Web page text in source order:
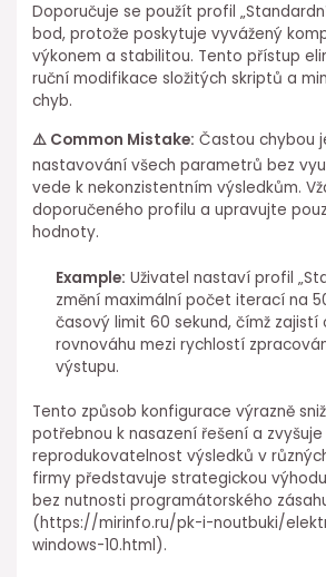
Doporučuje se použít profil
bod, protože poskytuje vyvážený
výkonem a stabilitou. Tento přístup
⁤ruční modifikace složitých skriptů a
chyb.
⚠️⁢ Common Mistake: Častou chybou
nastavování všech parametrů bez
vede k nekonzistentním výsledkům.
doporučeného profilu a upravujte
hodnoty.
Example: Uživatel nastaví profil
změní maximální počet iterací na
časový limit⁢ 60 sekund, čímž zajistí
rovnováhu mezi rychlostí
výstupu.
Tento způsob konfigurace výrazně
potřebnou k nasazení⁣ řešení a zvyšuje
reprodukovatelnost výsledků v
firmy představuje strategickou⁤
bez nutnosti programátorského
(https://mirinfo.ru/pk-i-noutbuki/
windows-10.html).